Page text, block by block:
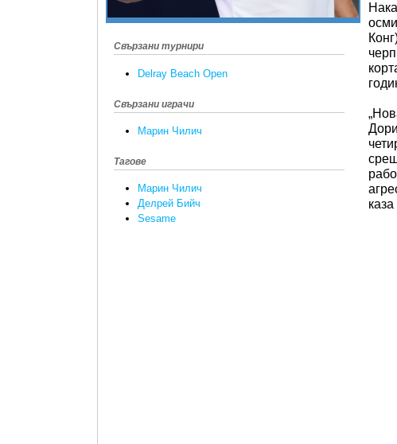
Свързани турнири
Delray Beach Open
Свързани играчи
Марин Чилич
Тагове
Марин Чилич
Делрей Бийч
Sesame